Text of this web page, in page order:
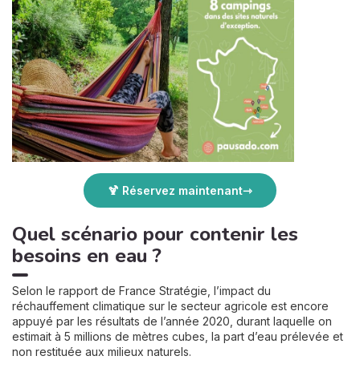
🍹 Réservez maintenant
Quel scénario pour contenir les
besoins en eau ?
Selon le rapport de France Stratégie, l’impact du
réchauffement climatique sur le secteur agricole est encore
appuyé par les résultats de l’année 2020, durant laquelle on
estimait à 5 millions de mètres cubes, la part d’eau prélevée et
non restituée aux milieux naturels.